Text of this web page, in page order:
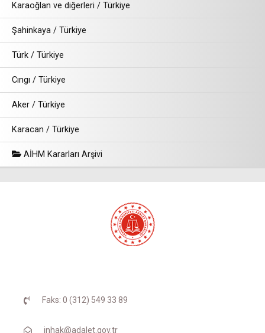
Karaoğlan ve diğerleri / Türkiye
Şahinkaya / Türkiye
Türk / Türkiye
Cıngı / Türkiye
Aker / Türkiye
Karacan / Türkiye
AİHM Kararları Arşivi
Faks: 0 (312) 549 33 89
inhak@adalet.gov.tr